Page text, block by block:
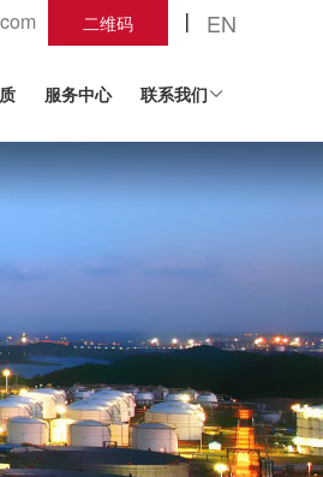
二维码 EN
服务中心 联系我们